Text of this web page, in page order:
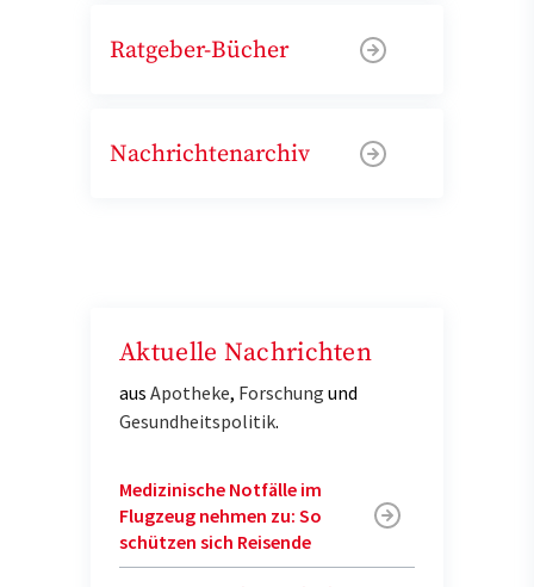
Ratgeber-Bücher
Nachrichtenarchiv
Aktuelle Nachrichten
aus Apotheke, Forschung und
Gesundheitspolitik.
Medizinische Notfälle im
Flugzeug nehmen zu: So
schützen sich Reisende